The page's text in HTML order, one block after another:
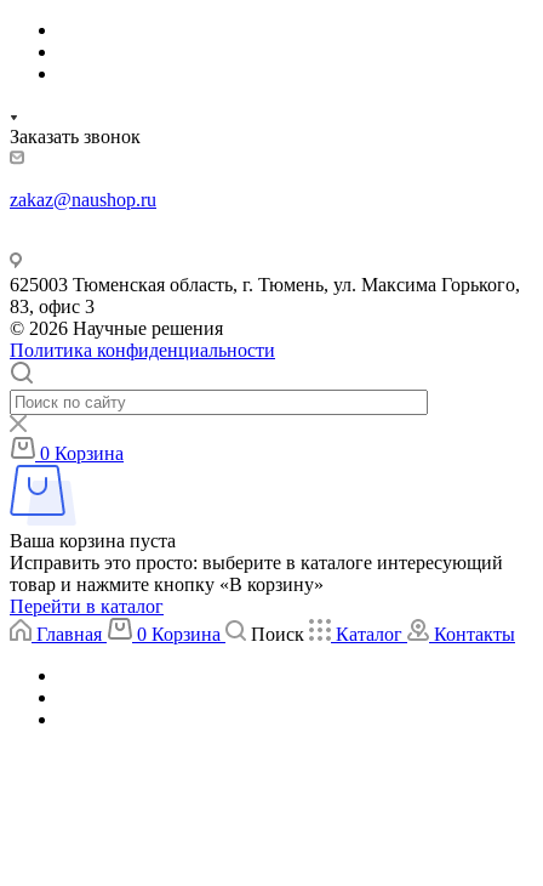
Заказать звонок
zakaz@naushop.ru
625003 Тюменская область, г. Тюмень, ул. Максима Горького,
83, офис 3
© 2026 Научные решения
Политика конфиденциальности
0 Корзина
Ваша корзина пуста
Исправить это просто: выберите в каталоге интересующий
товар и нажмите кнопку «В корзину»
Перейти в каталог
Главная
0 Корзина Поиск Каталог Контакты